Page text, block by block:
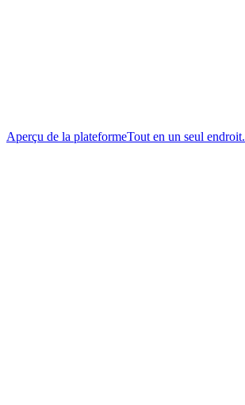
Aperçu de la plateformeTout en un seul endroit.